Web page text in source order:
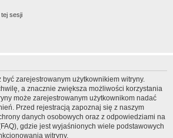
sesji
zarejestrowanym użytkownikiem witryny.
a znacznie zwiększa możliwości korzystania
może zarejestrowanym użytkownikom nadać
Przed rejestracją zapoznaj się z naszym
danych osobowych oraz z odpowiedziami na
gdzie jest wyjaśnionych wiele podstawowych
witryny.